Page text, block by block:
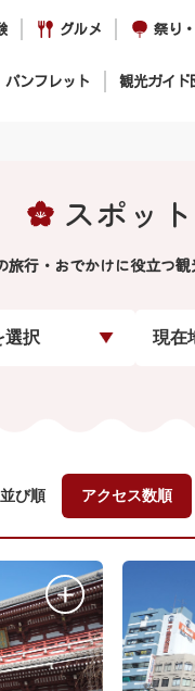
グルメ 祭り
パンフレット 観光ガイド
スポッ
旅行・おでかけに役立つ
選択 現在
並び順 アクセス数順